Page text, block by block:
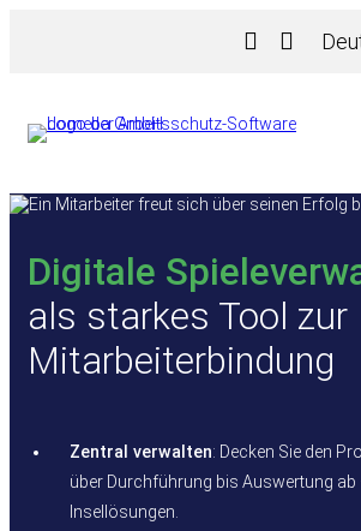
Digitale
als starkes Tool zur
Mitarbeiterbindung
Zentral verwalten: Decken Sie den
über Durchführung bis Auswertung
Insellösungen.